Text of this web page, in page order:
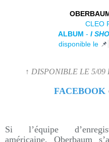
CLEO
ALBUM - I
disponible le 📌
↑ DISPONIBLE LE 5/09
FACEBOOK
Si l’équipe
américaine, Oberbaum